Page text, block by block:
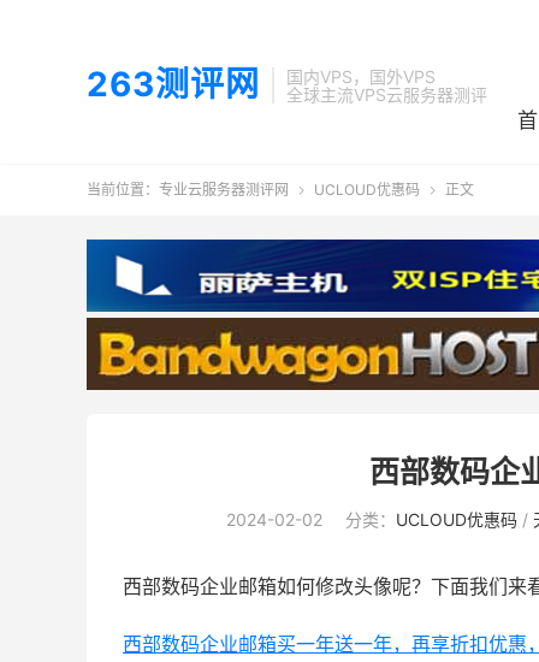
263测评网
国内VPS，国外VPS
全球主流VPS云服务器测评
当前位置： 专业云服务器测评网  UCLOUD优惠码  正文
西部数码企
2024-02-02 分类： UCLOUD优惠码/
西部数码企业邮箱如何修改头像呢？下面我们来
西部数码企业邮箱买一年送一年，再享折扣优惠